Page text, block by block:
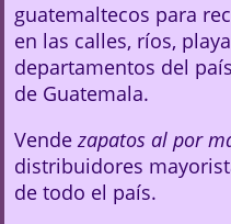
guatemaltecos para
en las calles, ríos,
departamentos del
de Guatemala.
Vendezapatos al por
distribuidores
de todo el país.